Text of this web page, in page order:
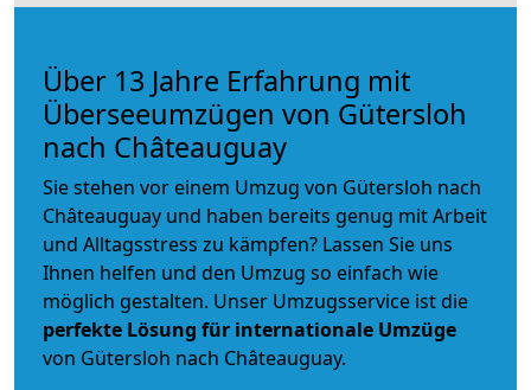
Über 13 Jahre Erfahrung mit
Überseeumzügen von Gütersloh
nach Châteauguay
Sie stehen vor einem Umzug von Gütersloh nach
Châteauguay und haben bereits genug mit Arbeit
und Alltagsstress zu kämpfen? Lassen Sie uns
Ihnen helfen und den Umzug so einfach wie
möglich gestalten. Unser Umzugsservice ist die
perfekte Lösung für internationale Umzüge
von Gütersloh nach Châteauguay.